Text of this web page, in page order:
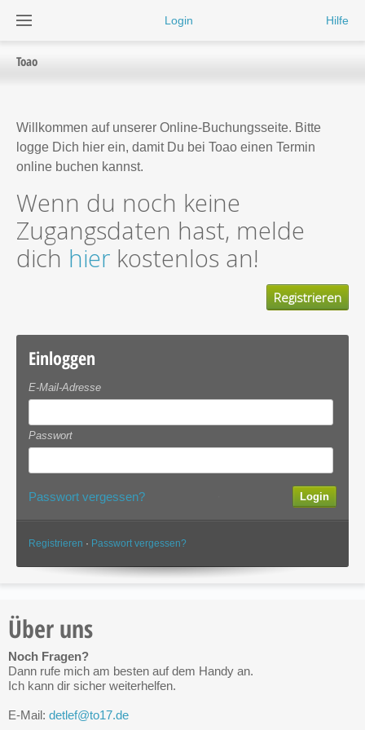
Login Hilfe
Toao
Willkommen auf unserer Online-Buchungsseite. Bitte
logge Dich hier ein, damit Du bei Toao einen Termin
online buchen kannst.
Wenn du noch keine
Zugangsdaten hast, melde
dich hier kostenlos an!
Registrieren
Einloggen
E-Mail-Adresse
Passwort
Passwort vergessen?
Registrieren · Passwort vergessen?
Über uns
Noch Fragen?
Dann rufe mich am besten auf dem Handy an.
Ich kann dir sicher weiterhelfen.
E-Mail: detlef@to17.de